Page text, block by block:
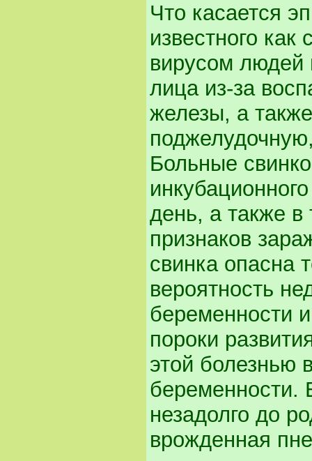
Что касается
известного
вирусом людей
лица из-за
железы, а
Больные
день, а также в
признаков
свинка опасна
вероятность
беременности
пороки
этой болезнью
беременности.
незадолго до
врожденная